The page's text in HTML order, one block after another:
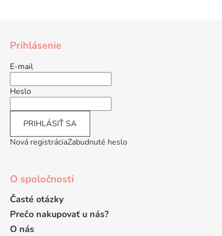
Prihlásenie
E-mail
Heslo
PRIHLÁSIŤ SA
Nová registráciaZabudnuté heslo
O spoločnosti
Časté otázky
Prečo nakupovať u nás?
O nás